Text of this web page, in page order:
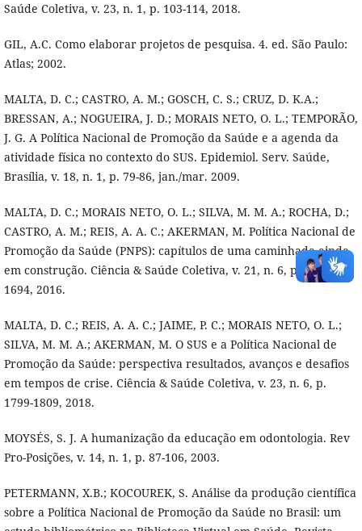
Saúde Coletiva, v. 23, n. 1, p. 103-114, 2018.
GIL, A.C. Como elaborar projetos de pesquisa. 4. ed. São Paulo:
Atlas; 2002.
MALTA, D. C.; CASTRO, A. M.; GOSCH, C. S.; CRUZ, D. K.A.;
BRESSAN, A.; NOGUEIRA, J. D.; MORAIS NETO, O. L.; TEMPORÃO,
J. G. A Política Nacional de Promoção da Saúde e a agenda da
atividade física no contexto do SUS. Epidemiol. Serv. Saúde,
Brasília, v. 18, n. 1, p. 79-86, jan./mar. 2009.
MALTA, D. C.; MORAIS NETO, O. L.; SILVA, M. M. A.; ROCHA, D.;
CASTRO, A. M.; REIS, A. A. C.; AKERMAN, M. Política Nacional de
Promoção da Saúde (PNPS): capítulos de uma caminhada ainda
em construção. Ciência & Saúde Coletiva, v. 21, n. 6, p. 1683-
1694, 2016.
MALTA, D. C.; REIS, A. A. C.; JAIME, P. C.; MORAIS NETO, O. L.;
SILVA, M. M. A.; AKERMAN, M. O SUS e a Política Nacional de
Promoção da Saúde: perspectiva resultados, avanços e desafios
em tempos de crise. Ciência & Saúde Coletiva, v. 23, n. 6, p.
1799-1809, 2018.
MOYSÉS, S. J. A humanização da educação em odontologia. Rev
Pro-Posições, v. 14, n. 1, p. 87-106, 2003.
PETERMANN, X.B.; KOCOUREK, S. Análise da produção científica
sobre a Política Nacional de Promoção da Saúde no Brasil: um